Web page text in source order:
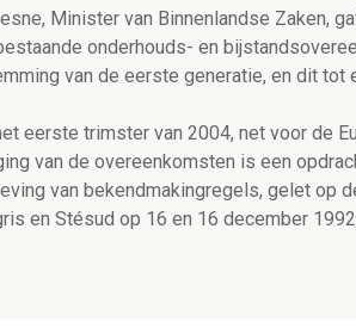
Minister van Binnenlandse Zaken,
onderhouds- en
van de eerste generatie, en dit tot
eerste trimster van 2004, net voor de
van de overeenkomsten is een
van bekendmakingregels, gelet op
en Stésud op 16 en 16 december